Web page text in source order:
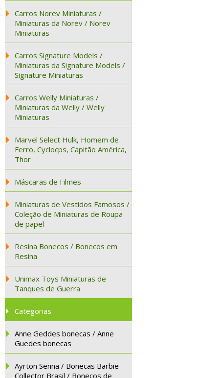
Carros Norev Miniaturas /
Miniaturas da Norev / Norev
Miniaturas
Carros Signature Models /
Miniaturas da Signature Models /
Signature Miniaturas
Carros Welly Miniaturas /
Miniaturas da Welly / Welly
Miniaturas
Marvel Select Hulk, Homem de
Ferro, Cyclocps, Capitão América,
Thor
Máscaras de Filmes
Miniaturas de Vestidos Famosos /
Coleção de Miniaturas de Roupa
de papel
Resina Bonecos / Bonecos em
Resina
Unimax Toys Miniaturas de
Tanques de Guerra
Categorias
Anne Geddes bonecas / Anne
Guedes bonecas
Ayrton Senna / Bonecas Barbie
Collector Brasil / Bonecos de